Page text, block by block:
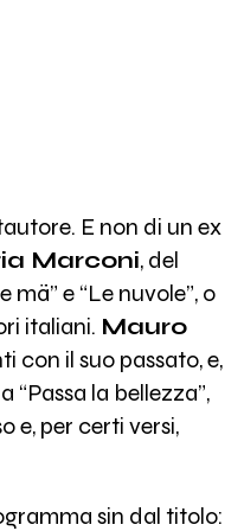
E non di un ex
Marconi, del
e “Le nuvole”, o
italiani. Mauro
con il suo passato, e,
la bellezza”,
e, per certi versi,
sin dal titolo: